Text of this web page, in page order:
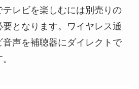
レビを楽しむには別売りの
となります。ワイヤレス通
声を補聴器にダイレクトで